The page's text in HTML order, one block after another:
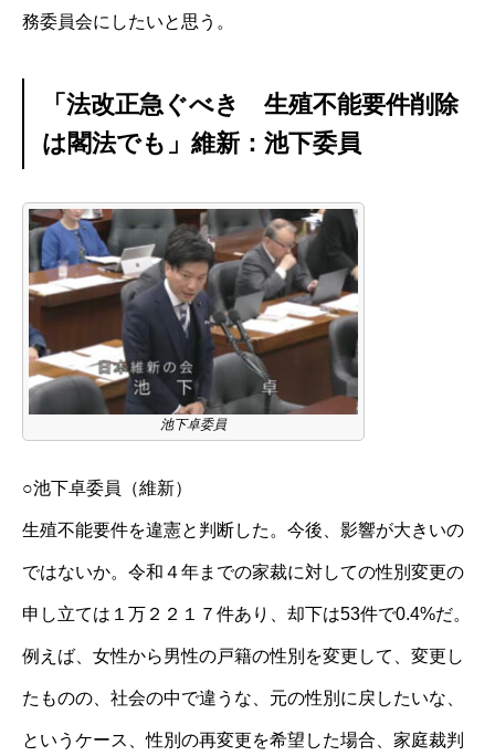
務委員会にしたいと思う。
「法改正急ぐべき 生殖不能要件削除
は閣法でも」維新：池下委員
池下卓委員
○池下卓委員（維新）
生殖不能要件を違憲と判断した。今後、影響が大きいの
ではないか。令和４年までの家裁に対しての性別変更の
申し立ては１万２２１７件あり、却下は53件で0.4%だ。
例えば、女性から男性の戸籍の性別を変更して、変更し
たものの、社会の中で違うな、元の性別に戻したいな、
というケース、性別の再変更を希望した場合、家庭裁判